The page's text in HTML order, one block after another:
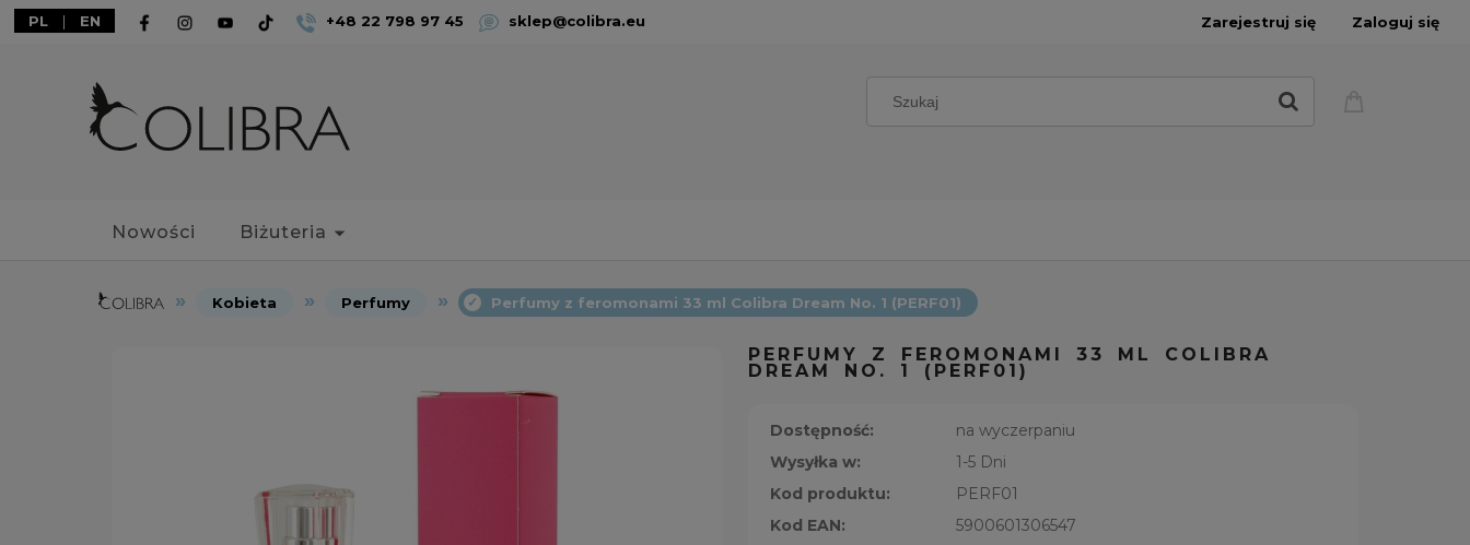
Zarejestruj się Zaloguj się
PL | EN +48 22 798 97 45 sklep@colibra.eu
Nowości Biżuteria
Kobieta Perfumy Perfumy z feromonami 33 ml Colibra Dream No. 1 (PERF01)
PERFUMY Z FEROMONAMI 33 ML COLIBRA
DREAM NO. 1 (PERF01)
Dostępność:
na wyczerpaniu
Wysyłka w:
1-5 Dni
Kod produktu:
PERF01
Kod EAN:
5900601306547